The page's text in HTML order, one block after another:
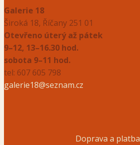
Galerie 18
Široká 18, Říčany 251 01
Otevřeno úterý až pátek
9–12, 13–16.30 hod.
sobota 9–11 hod.
tel: 607 605 798
galerie18@seznam.cz
Doprava a platba